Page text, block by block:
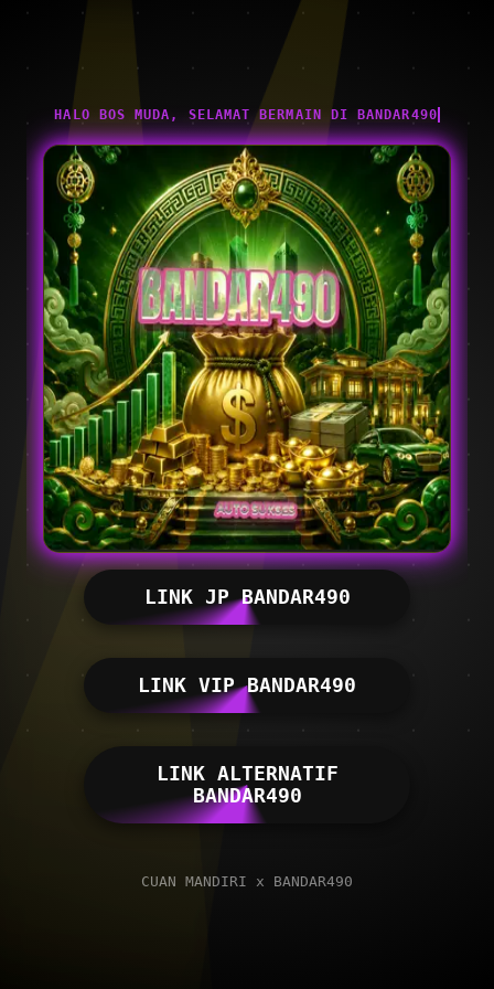
HALO BOS MUDA, SELAMAT BERMAIN DI BANDAR490
LINK JP BANDAR490
LINK VIP BANDAR490
LINK ALTERNATIF
BANDAR490
CUAN MANDIRI x BANDAR490